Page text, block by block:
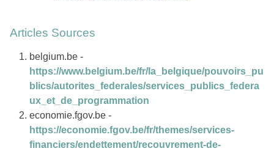
Articles Sources
belgium.be -
https://www.belgium.be/fr/la_belgique/pouvoirs_pu
blics/autorites_federales/services_publics_federa
ux_et_de_programmation
economie.fgov.be -
https://economie.fgov.be/fr/themes/services-
financiers/endettement/recouvrement-de-